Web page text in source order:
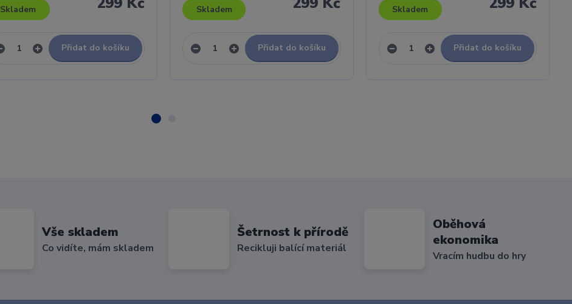
Skladem
Přidat do košíku
Skladem
Přidat do košíku
Skladem
Přidat do košíku
Vše skladem
Co vidíte, mám skladem
Šetrnost k přírodě
Recikluji balící materiál
Oběhová
ekonomika
Vracím hudbu do hry